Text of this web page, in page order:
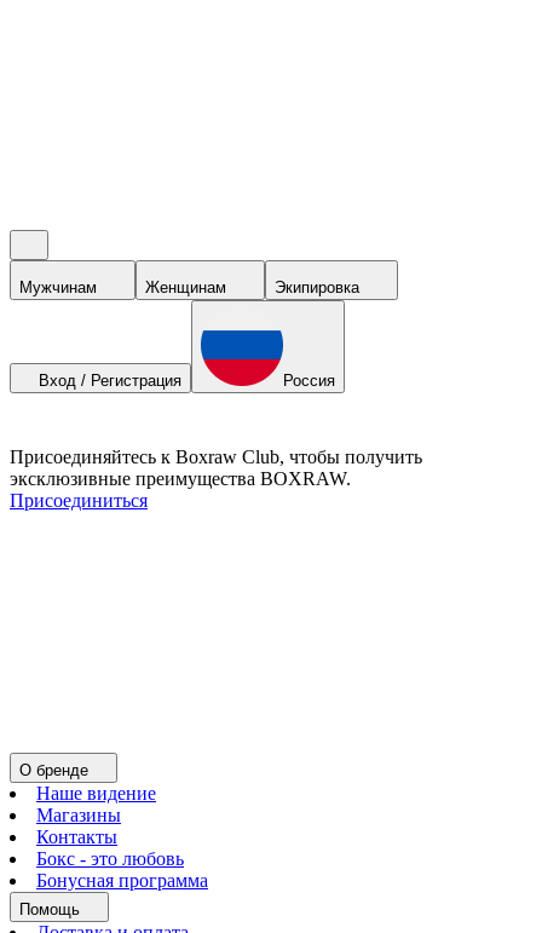
Мужчинам Женщинам Экипировка
Вход / Регистрация Россия
Присоединяйтесь к Boxraw Club, чтобы получить
эксклюзивные преимущества BOXRAW.
Присоединиться
О бренде
Наше видение
Магазины
Контакты
Бокс - это любовь
Бонусная программа
Помощь